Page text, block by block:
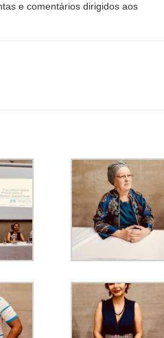
e comentários dirigidos aos